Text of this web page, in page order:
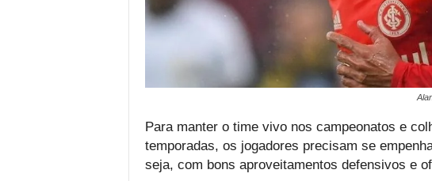
Para manter o time vivo nos campeonatos e
temporadas, os jogadores precisam se
seja, com bons aproveitamentos defensivos e